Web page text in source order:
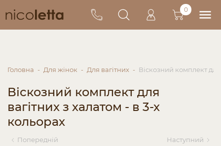
0
Головна Для жінок Для вагітних Віскозний комплект для
Віскозний комплект для
вагітних з халатом - в 3-х
кольорах
Попередній Наступний